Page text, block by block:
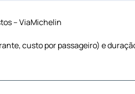
– ViaMichelin
custo por passageiro) e